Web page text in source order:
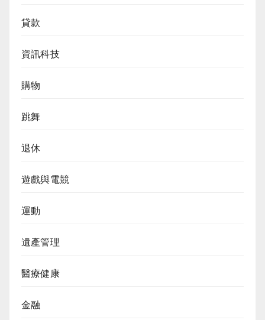
貸款
資訊科技
購物
跳舞
退休
遊戲與電競
運動
遺產管理
醫療健康
金融